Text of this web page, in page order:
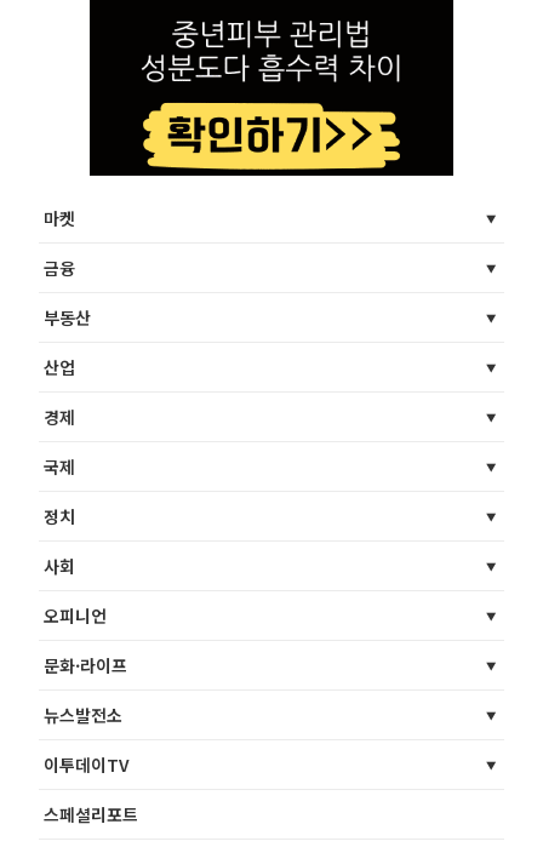
마켓
금융
부동산
산업
경제
국제
정치
사회
오피니언
문화·라이프
뉴스발전소
이투데이TV
스페셜리포트